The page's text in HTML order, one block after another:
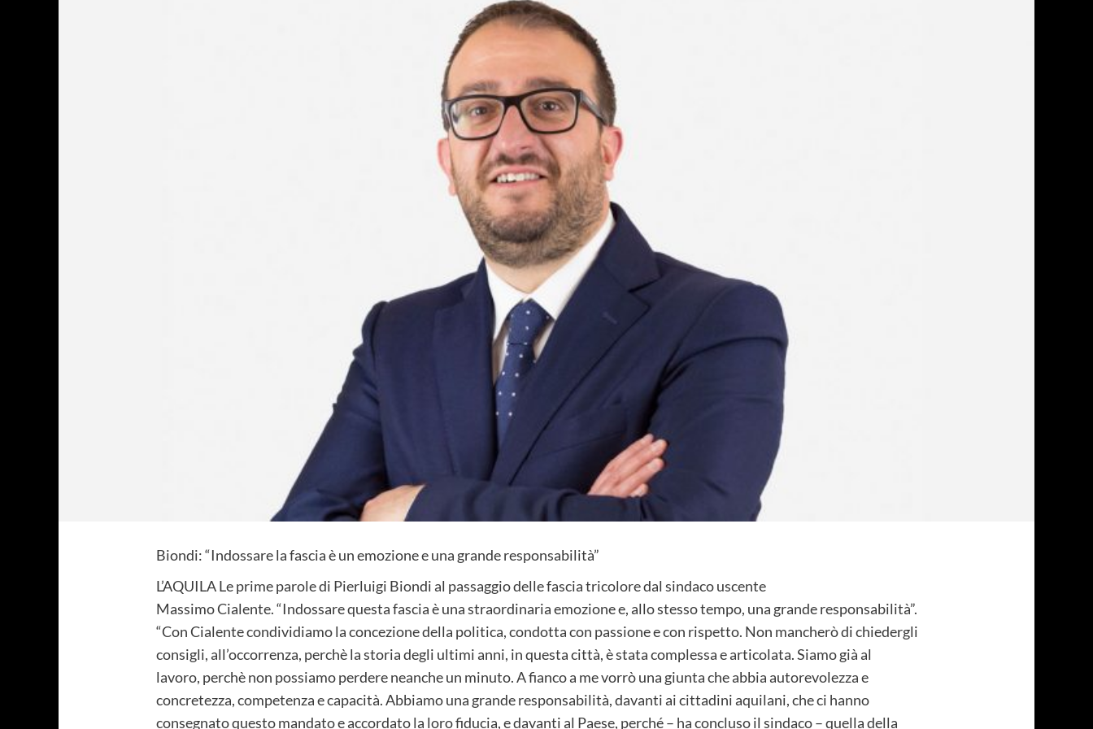
Biondi: “Indossare la fascia è un emozione e una grande responsabilità”
L’AQUILA Le prime parole di Pierluigi Biondi al passaggio delle fascia tricolore dal sindaco uscente
Massimo Cialente.“Indossare questa fascia è una straordinaria emozione e, allo stesso tempo, una grande responsabilità”.
“Con Cialente condividiamo la concezione della politica, condotta con passione e con rispetto. Non mancherò di chiedergli
consigli, all’occorrenza, perchè la storia degli ultimi anni, in questa città, è stata complessa e articolata. Siamo già al
lavoro, perchè non possiamo perdere neanche un minuto. A fianco a me vorrò una giunta che abbia autorevolezza e
concretezza, competenza e capacità. Abbiamo una grande responsabilità, davanti ai cittadini aquilani, che ci hanno
consegnato questo mandato e accordato la loro fiducia, e davanti al Paese, perché – ha concluso il sindaco – quella della